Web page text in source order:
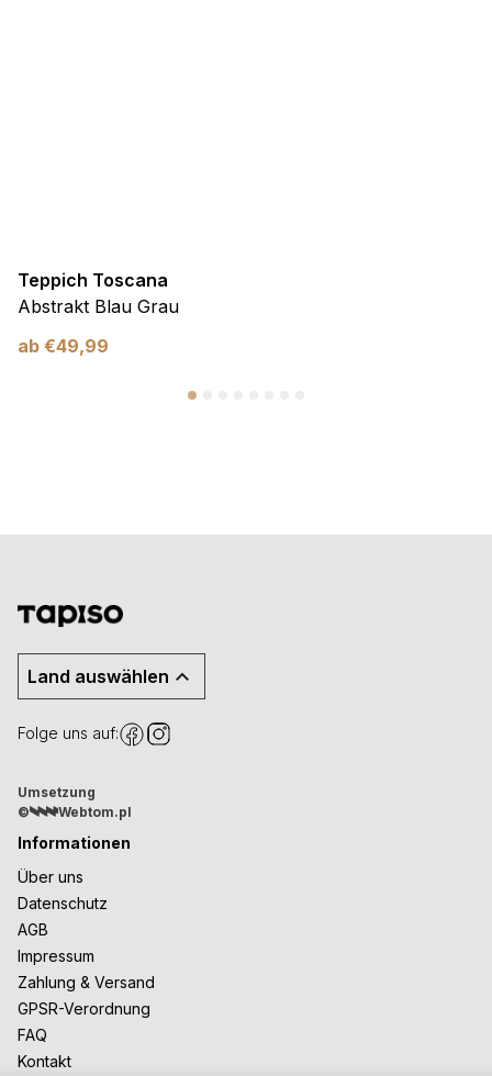
Teppich Toscana
Abstrakt Blau Grau
ab €49,99
Land auswählen
Folge uns auf:
Umsetzung
©
Webtom.pl
Informationen
Über uns
Datenschutz
AGB
Impressum
Zahlung & Versand
GPSR-Verordnung
FAQ
Kontakt